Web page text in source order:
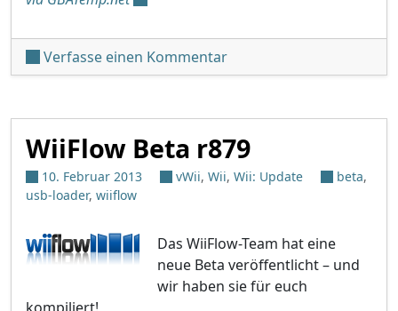
Verfasse einen Kommentarunter 'Devolution r188'
WiiFlow Beta r879
10. Februar 2013 vWii, Wii, Wii: Update beta,
usb-loader, wiiflow
Das WiiFlow-Team hat eine
neue Beta veröffentlicht – und
wir haben sie für euch